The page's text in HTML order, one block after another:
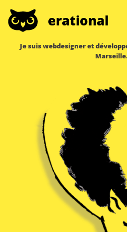
erational
Je suis webdesigner et